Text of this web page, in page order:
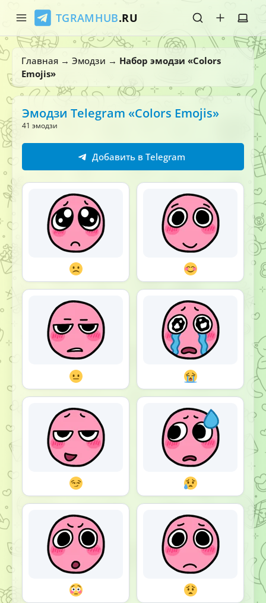
TGRAMHUB.RU
Главная
Стикеры
Главная → Эмодзи → Набор эмодзи «Colors
Emojis»
Эмодзи Telegram «Colors Emojis»
41 эмодзи
Добавить в Telegram